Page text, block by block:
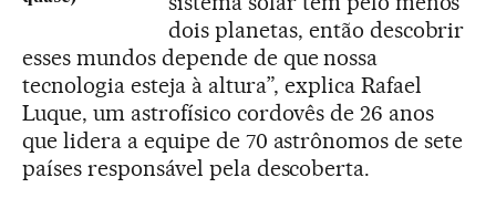
dois planetas, então descobrir
esses mundos depende de que nossa
tecnologia esteja à altura”, explica Rafael
Luque, um astrofísico cordovês de 26 anos
que lidera a equipe de 70 astrônomos de sete
países responsável pela descoberta.